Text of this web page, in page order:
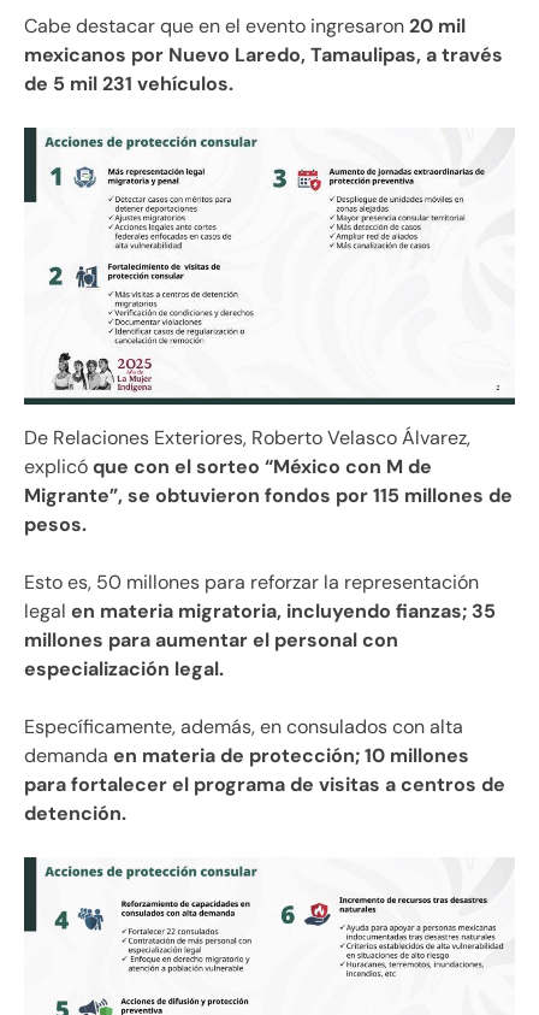
Cabe destacar que en el evento ingresaron20 mil
mexicanos por Nuevo Laredo, Tamaulipas, a través
de 5 mil 231 vehículos.
De Relaciones Exteriores, Roberto Velasco Álvarez,
explicóque con el sorteo “México con M de
Migrante”, se obtuvieron fondos por 115 millones de
pesos.
Esto es, 50 millones para reforzar la representación
legal en materia migratoria, incluyendo fianzas; 35
millones para aumentar el personal con
especialización legal.
Específicamente, además, en consulados con alta
demanda en materia de protección; 10 millones
para fortalecer el programa de visitas a centros de
detención.